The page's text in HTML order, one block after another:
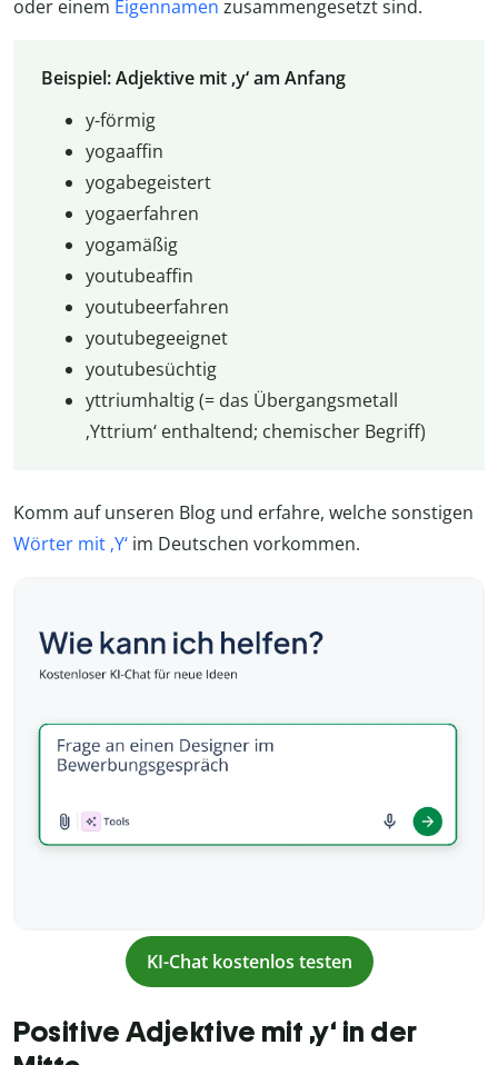
oder einem Eigennamen zusammengesetzt sind.
Beispiel: Adjektive mit ‚y‘ am Anfang
y-förmig
yogaaffin
yogabegeistert
yogaerfahren
yogamäßig
youtubeaffin
youtubeerfahren
youtubegeeignet
youtubesüchtig
yttriumhaltig (= das Übergangsmetall
‚Yttrium‘ enthaltend; chemischer Begriff)
Komm auf unseren Blog und erfahre, welche sonstigen
Wörter mit ‚Y‘ im Deutschen vorkommen.
KI-Chat kostenlos testen
Positive Adjektive mit ‚y‘ in der